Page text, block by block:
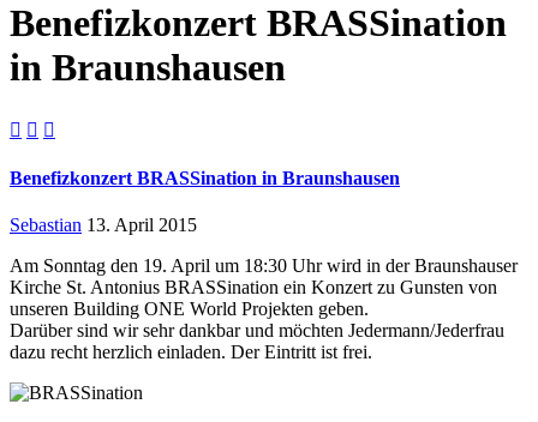
Benefizkonzert BRASSination
in Braunshausen
  
Benefizkonzert BRASSination in Braunshausen
Sebastian 13. April 2015
Am Sonntag den 19. April um 18:30 Uhr wird in der Braunshauser
Kirche St. Antonius BRASSination ein Konzert zu Gunsten von
unseren Building ONE World Projekten geben.
Darüber sind wir sehr dankbar und möchten Jedermann/Jederfrau
dazu recht herzlich einladen. Der Eintritt ist frei.